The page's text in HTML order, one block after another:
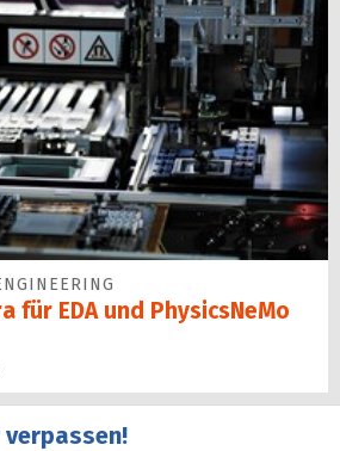
für EDA und PhysicsNeMo
verpassen!